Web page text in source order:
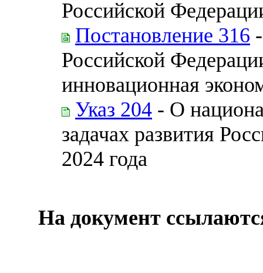
Российской
Постановление 316
Российской
инновационная
Указ 204 - О
задачах развития
2024 года
На документ